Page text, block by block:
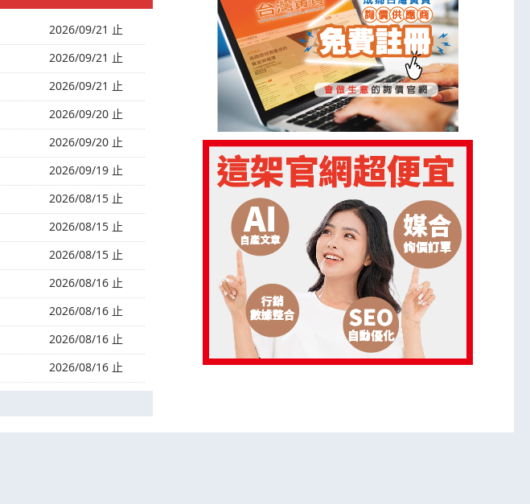
2026/09/21 止
2026/09/21 止
2026/09/21 止
2026/09/20 止
2026/09/20 止
2026/09/19 止
2026/08/15 止
2026/08/15 止
2026/08/15 止
2026/08/16 止
2026/08/16 止
2026/08/16 止
2026/08/16 止